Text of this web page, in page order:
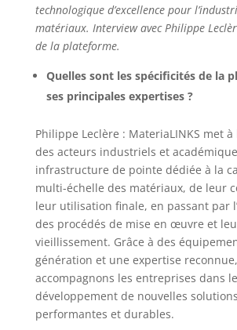
technologique d’excellence pour
matériaux. Interview avec Philippe
de la plateforme.
Quelles sont les spécificités de la
ses principales expertises ?
Philippe Leclère : MateriaLINKS met
des acteurs industriels et
infrastructure de pointe dédiée à la
multi-échelle des matériaux, de leur
leur utilisation finale, en passant par
des procédés de mise en œuvre et
vieillissement. Grâce à des
génération et une expertise
accompagnons les entreprises dans le
développement de nouvelles
performantes et durables.